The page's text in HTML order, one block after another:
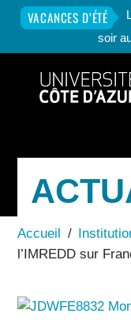
VACANCES D’ÉTÉ
soir
content
Accueil /
l’IMREDD sur